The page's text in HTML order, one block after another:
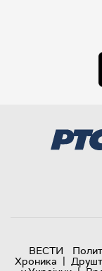
ВЕСТИ
Хроника |